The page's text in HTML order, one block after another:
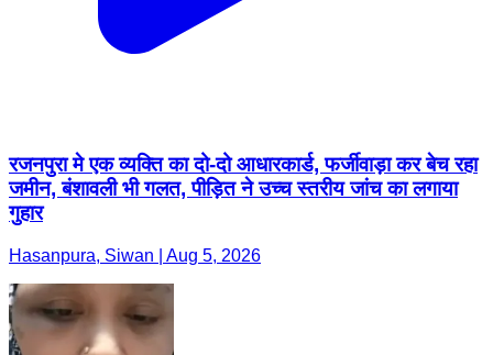
रजनपुरा मे एक व्यक्ति का दो-दो आधारकार्ड, फर्जीवाड़ा कर बेच रहा
जमीन, बंशावली भी गलत, पीड़ित ने उच्च स्तरीय जांच का लगाया
गुहार
Hasanpura, Siwan | Aug 5, 2026